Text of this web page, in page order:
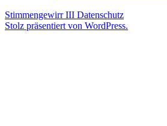
Stimmengewirr III Datenschutz
Stolz präsentiert von WordPress.